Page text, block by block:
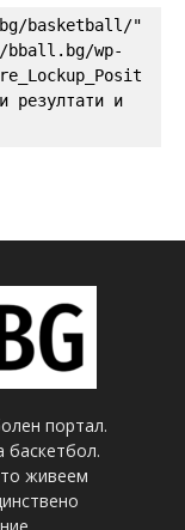
basketball/"
wp-
резултати и
портал.
живеем